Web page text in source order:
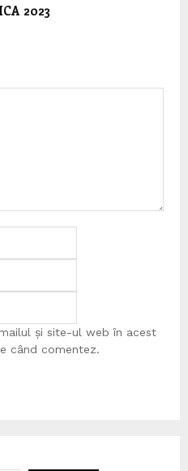
2023
și site-ul web în acest
când comentez.